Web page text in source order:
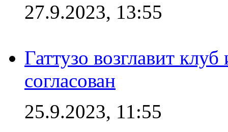
27.9.2023, 13:55
Гаттузо возглавит
согласован
25.9.2023, 11:55